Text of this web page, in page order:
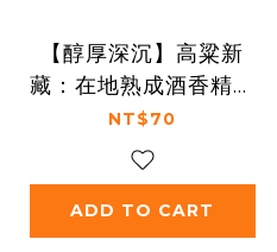
【醇厚深沉】高粱新
藏：在地熟成酒香精品
濾掛 (1入)
NT$70
ADD TO CART